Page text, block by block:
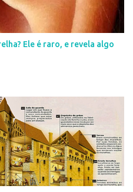
Ele é raro, e revela algo